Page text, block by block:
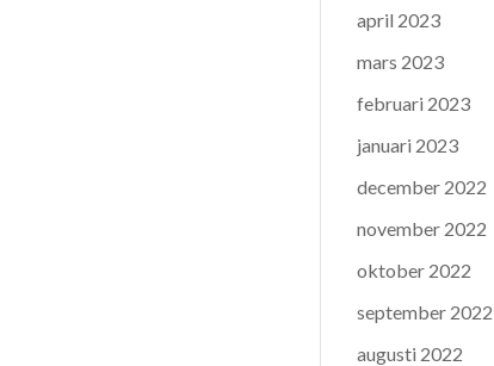
april 2023
mars 2023
februari 2023
januari 2023
december 2022
november 2022
oktober 2022
september 2022
augusti 2022